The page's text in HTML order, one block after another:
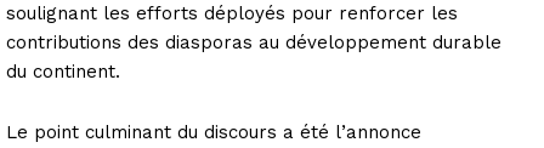
soulignant les efforts déployés pour renforcer les
contributions des diasporas au développement durable
du continent.
Le point culminant du discours a été l’annonce